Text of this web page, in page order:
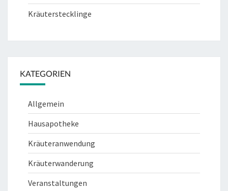
Kräuterstecklinge
KATEGORIEN
Allgemein
Hausapotheke
Kräuteranwendung
Kräuterwanderung
Veranstaltungen